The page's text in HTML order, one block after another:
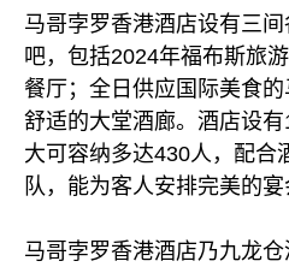
马哥孛罗香港酒店设有三
吧，包括2024年福布斯旅
餐厅；全日供应国际美食
舒适的大堂酒廊。酒店设
大可容纳多达430人，配合
队，能为客人安排完美的宴
马哥孛罗香港酒店乃九龙